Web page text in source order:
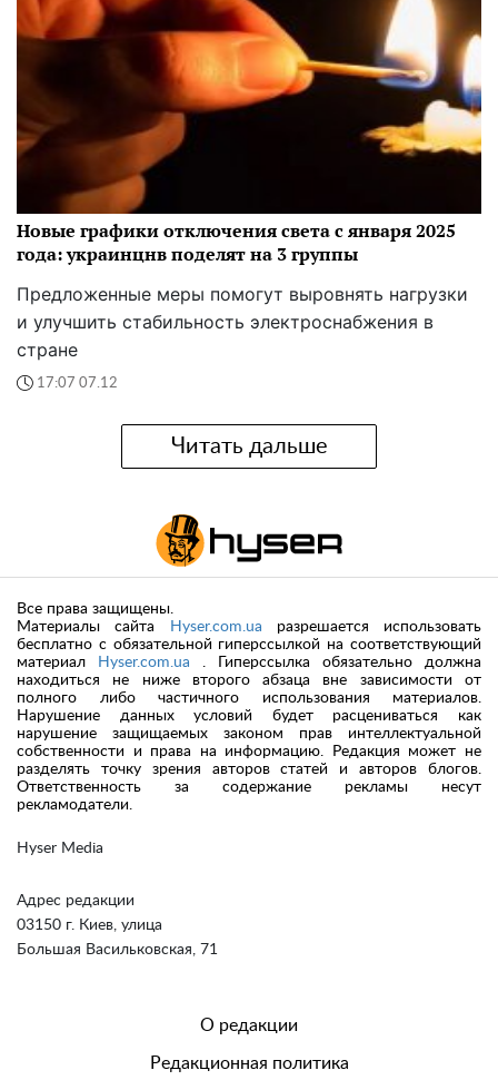
Новые графики отключения света с января 2025
года: украинцнв поделят на 3 группы
Предложенные меры помогут выровнять нагрузки
и улучшить стабильность электроснабжения в
стране
17:07 07.12
Читать дальше
Hyser Media
Адрес редакции
03150 г. Киев, улица
Большая Васильковская, 71
Все права защищены.
Материалы сайта
Hyser.com.ua разрешается использовать
бесплатно с обязательной гиперссылкой на соответствующий
материал
Hyser.com.ua . Гиперссылка обязательно должна
находиться не ниже второго абзаца вне зависимости от
полного либо частичного использования материалов.
Нарушение данных условий будет расцениваться как
нарушение защищаемых законом прав интеллектуальной
собственности и права на информацию. Редакция может не
разделять точку зрения авторов статей и авторов блогов.
Ответственность за содержание рекламы несут
рекламодатели.
О редакции
Редакционная политика